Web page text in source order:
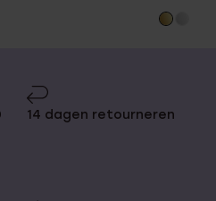
14 dagen retourneren